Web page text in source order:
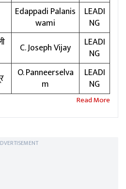
Edappadi Palanis
wami
LEADI
NG
C. Joseph Vijay
LEADI
NG
O. Panneerselva
m
LEADI
NG